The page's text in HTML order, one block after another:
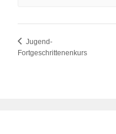
Jugend-
Fortgeschrittenenkurs